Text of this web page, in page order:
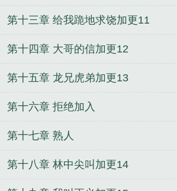
第十三章 给我跪地求饶加更11
第十四章 大哥的信加更12
第十五章 龙兄虎弟加更13
第十六章 拒绝加入
第十七章 熟人
第十八章 林中尖叫加更14